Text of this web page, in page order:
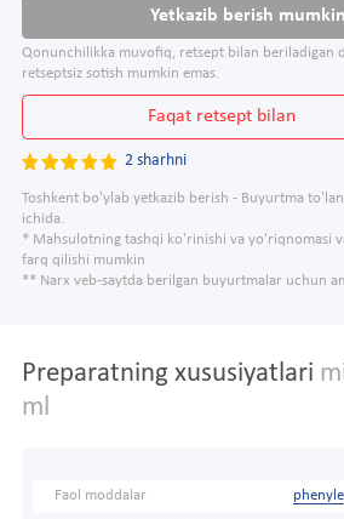
Yetkazib berish
Qonunchilikka muvofiq, retsept bilan beriladigan
retseptsiz sotish mumkin emas.
Faqat retsept bilan
2 sharhni
Toshkent bo'ylab yetkazib berish - Buyurtma
ichida.
* Mahsulotning tashqi ko'rinishi va yo'riqnomasi
farq qilishi mumkin
** Narx veb-saytda berilgan buyurtmalar uchun
Preparatning xususiyatlari
ml
Faol moddalar phenyle